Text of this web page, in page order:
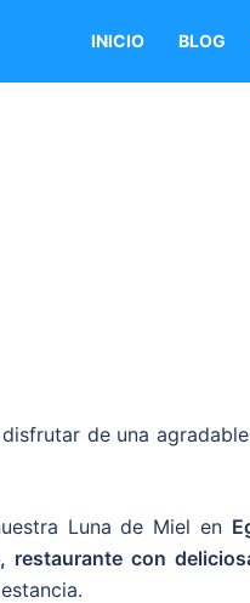
INICIO BLOG
de una
Luna de Miel en
restaurante con